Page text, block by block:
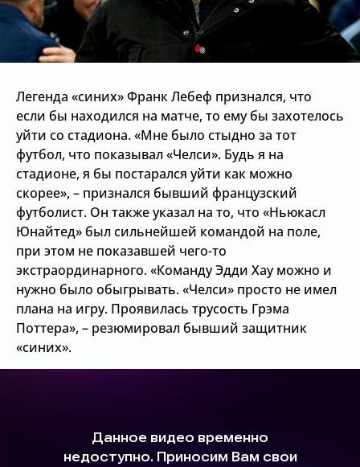
Легенда «синих» Франк Лебеф признался, что
если бы находился на матче, то ему бы захотелось
уйти со стадиона. «Мне было стыдно за тот
футбол, что показывал «Челси». Будь я на
стадионе, я бы постарался уйти как можно
скорее», – признался бывший французский
футболист. Он также указал на то, что «Ньюкасл
Юнайтед» был сильнейшей командой на поле,
при этом не показавшей чего-то
экстраординарного. «Команду Эдди Хау можно и
нужно было обыгрывать. «Челси» просто не имел
плана на игру. Проявилась трусость Грэма
Поттера», – резюмировал бывший защитник
«синих».